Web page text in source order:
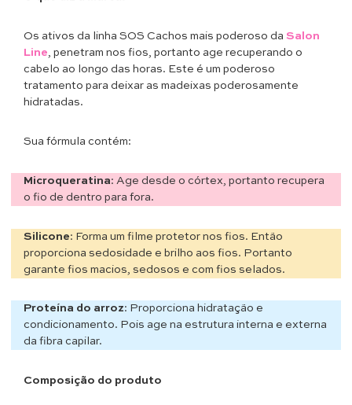
Os ativos da linha SOS Cachos mais poderoso da Salon
Line, penetram nos fios, portanto age recuperando o
cabelo ao longo das horas. Este é um poderoso
tratamento para deixar as madeixas poderosamente
hidratadas.
Sua fórmula contém:
Microqueratina: Age desde o córtex, portanto recupera
o fio de dentro para fora.
Silicone: Forma um filme protetor nos fios. Então
proporciona sedosidade e brilho aos fios. Portanto
garante fios macios, sedosos e com fios selados.
Proteína do arroz: Proporciona hidratação e
condicionamento. Pois age na estrutura interna e externa
da fibra capilar.
Composição do produto